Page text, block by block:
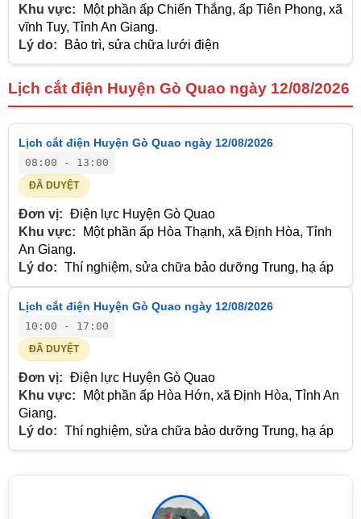
Khu vực:
Một phần ấp Chiến Thắng, ấp Tiên Phong, xã
vĩnh Tuy, Tỉnh An Giang.
Lý do:
Bảo trì, sửa chữa lưới điện
Lịch cắt điện Huyện Gò Quao ngày 12/08/2026
Lịch cắt điện Huyện Gò Quao ngày 12/08/2026
08:00 - 13:00
ĐÃ DUYỆT
Đơn vị: Điện lực Huyện Gò Quao
Khu vực:
Một phần ấp Hòa Thạnh, xã Định Hòa, Tỉnh
An Giang.
Lý do: Thí nghiệm, sửa chữa bảo dưỡng Trung, hạ áp
Lịch cắt điện Huyện Gò Quao ngày 12/08/2026
10:00 - 17:00
ĐÃ DUYỆT
Đơn vị: Điện lực Huyện Gò Quao
Khu vực:
Một phần ấp Hòa Hớn, xã Định Hòa, Tỉnh An
Giang.
Lý do: Thí nghiệm, sửa chữa bảo dưỡng Trung, hạ áp